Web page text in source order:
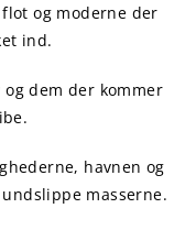
og moderne der
ind.
dem der kommer
havnen og
masserne.